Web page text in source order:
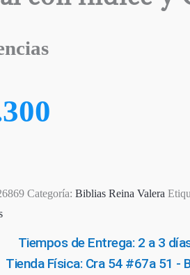
Categoría:Biblias Reina Valera
Tiempos de Entrega: 2 a 3
Tienda Física: Cra 54 #67a 51 -